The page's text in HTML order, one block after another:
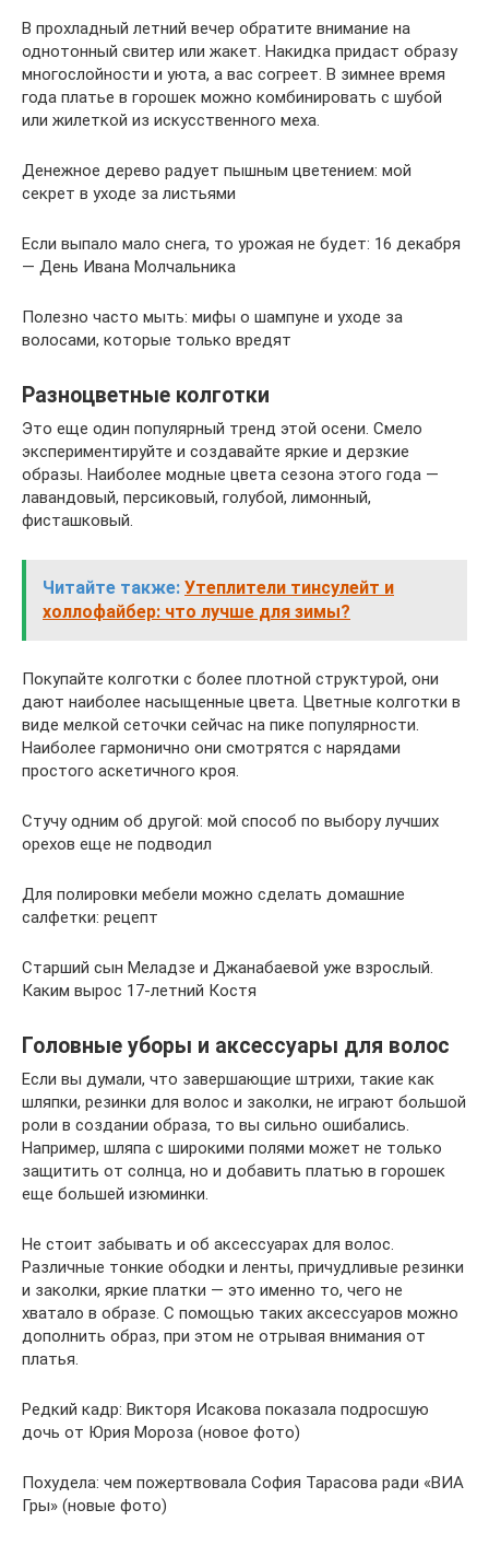
В прохладный летний вечер обратите внимание на
однотонный свитер или жакет. Накидка придаст образу
многослойности и уюта, а вас согреет. В зимнее время
года платье в горошек можно комбинировать с шубой
или жилеткой из искусственного меха.
Денежное дерево радует пышным цветением: мой
секрет в уходе за листьями
Если выпало мало снега, то урожая не будет: 16 декабря
— День Ивана Молчальника
Полезно часто мыть: мифы о шампуне и уходе за
волосами, которые только вредят
Разноцветные колготки
Это еще один популярный тренд этой осени. Смело
экспериментируйте и создавайте яркие и дерзкие
образы. Наиболее модные цвета сезона этого года —
лавандовый, персиковый, голубой, лимонный,
фисташковый.
Читайте также: Утеплители тинсулейт и
холлофайбер: что лучше для зимы?
Покупайте колготки с более плотной структурой, они
дают наиболее насыщенные цвета. Цветные колготки в
виде мелкой сеточки сейчас на пике популярности.
Наиболее гармонично они смотрятся с нарядами
простого аскетичного кроя.
Стучу одним об другой: мой способ по выбору лучших
орехов еще не подводил
Для полировки мебели можно сделать домашние
салфетки: рецепт
Старший сын Меладзе и Джанабаевой уже взрослый.
Каким вырос 17-летний Костя
Головные уборы и аксессуары для волос
Если вы думали, что завершающие штрихи, такие как
шляпки, резинки для волос и заколки, не играют большой
роли в создании образа, то вы сильно ошибались.
Например, шляпа с широкими полями может не только
защитить от солнца, но и добавить платью в горошек
еще большей изюминки.
Не стоит забывать и об аксессуарах для волос.
Различные тонкие ободки и ленты, причудливые резинки
и заколки, яркие платки — это именно то, чего не
хватало в образе. С помощью таких аксессуаров можно
дополнить образ, при этом не отрывая внимания от
платья.
Редкий кадр: Викторя Исакова показала подросшую
дочь от Юрия Мороза (новое фото)
Похудела: чем пожертвовала София Тарасова ради «ВИА
Гры» (новые фото)